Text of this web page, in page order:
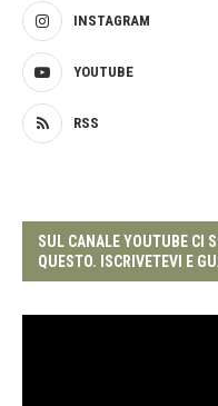
INSTAGRAM
YOUTUBE
RSS
SUL CANALE YOUTUBE CI
QUESTO. ISCRIVETEVI E